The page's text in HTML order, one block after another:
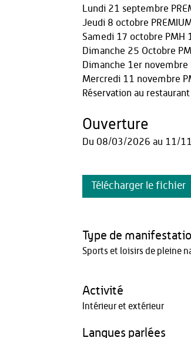
Lundi 21 septembre
Jeudi 8 octobre
Samedi 17 octobre PMH
Dimanche 25 Octobre
Dimanche 1er novembre
Mercredi 11 novembre
Réservation au
Ouverture
Du 08/03/2026 au 11/
Télécharger le fichier
Type de
Sports et loisirs de pleine
Activité
Intérieur et extérieur
Langues parlées